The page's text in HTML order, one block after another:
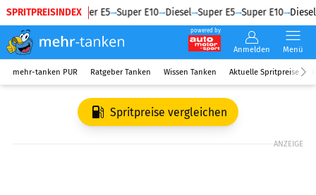
SPRITPREISINDEX
Diesel Super E5 Super E10 Diesel Super E5 Super E10 Diesel
powered by
Anmelden Menü
mehr-tanken PUR Ratgeber Tanken Wissen Tanken Aktuelle Spritpreise
Spritpreise vergleichen
ANZEIGE